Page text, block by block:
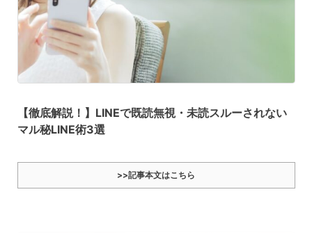
【徹底解説！】LINEで既読無視・未読スルーされない
マル秘LINE術3選
>>記事本文はこちら